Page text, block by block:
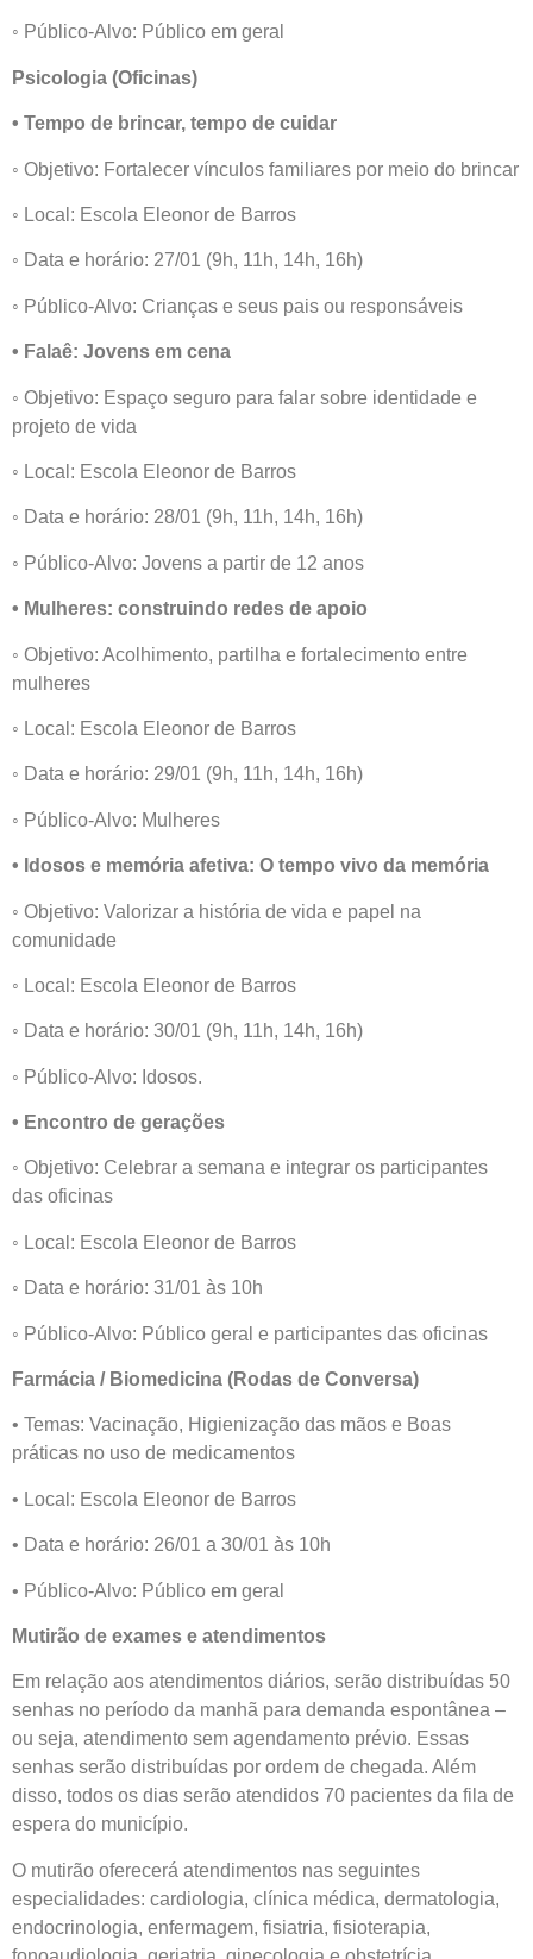
◦ Público-Alvo: Público em geral
Psicologia (Oficinas)
• Tempo de brincar, tempo de cuidar
◦ Objetivo: Fortalecer vínculos familiares por meio do brincar
◦ Local: Escola Eleonor de Barros
◦ Data e horário: 27/01 (9h, 11h, 14h, 16h)
◦ Público-Alvo: Crianças e seus pais ou responsáveis
• Falaê: Jovens em cena
◦ Objetivo: Espaço seguro para falar sobre identidade e
projeto de vida
◦ Local: Escola Eleonor de Barros
◦ Data e horário: 28/01 (9h, 11h, 14h, 16h)
◦ Público-Alvo: Jovens a partir de 12 anos
• Mulheres: construindo redes de apoio
◦ Objetivo: Acolhimento, partilha e fortalecimento entre
mulheres
◦ Local: Escola Eleonor de Barros
◦ Data e horário: 29/01 (9h, 11h, 14h, 16h)
◦ Público-Alvo: Mulheres
• Idosos e memória afetiva: O tempo vivo da memória
◦ Objetivo: Valorizar a história de vida e papel na
comunidade
◦ Local: Escola Eleonor de Barros
◦ Data e horário: 30/01 (9h, 11h, 14h, 16h)
◦ Público-Alvo: Idosos.
• Encontro de gerações
◦ Objetivo: Celebrar a semana e integrar os participantes
das oficinas
◦ Local: Escola Eleonor de Barros
◦ Data e horário: 31/01 às 10h
◦ Público-Alvo: Público geral e participantes das oficinas
Farmácia / Biomedicina (Rodas de Conversa)
• Temas: Vacinação, Higienização das mãos e Boas
práticas no uso de medicamentos
• Local: Escola Eleonor de Barros
• Data e horário: 26/01 a 30/01 às 10h
• Público-Alvo: Público em geral
Mutirão de exames e atendimentos
Em relação aos atendimentos diários, serão distribuídas 50
senhas no período da manhã para demanda espontânea –
ou seja, atendimento sem agendamento prévio. Essas
senhas serão distribuídas por ordem de chegada. Além
disso, todos os dias serão atendidos 70 pacientes da fila de
espera do município.
O mutirão oferecerá atendimentos nas seguintes
especialidades: cardiologia, clínica médica, dermatologia,
endocrinologia, enfermagem, fisiatria, fisioterapia,